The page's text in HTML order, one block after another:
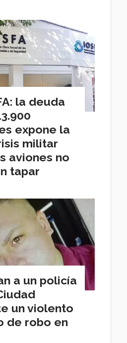
la deuda
expone la
militar
aviones no
tapar
a un policía
un violento
de robo en